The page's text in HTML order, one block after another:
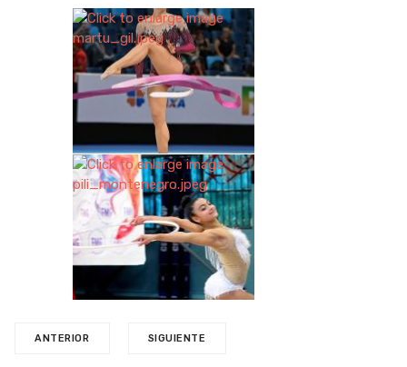
ANTERIOR SIGUIENTE